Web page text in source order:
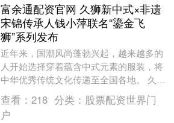
富余通配资官网 久狮新中式×非遗
宋锦传承人钱小萍联名“鎏金飞
狮”系列发布
近年来，国潮风尚蓬勃兴起，越来越多的
人开始选择穿着蕴含中式元素的服装，将
中华优秀传统文化传递至全国各地。 久狮
作为国内一线轻奢新中式服饰的领先品
牌，始终致力于新....
查看： 218 分类： 股票配资世界门
户